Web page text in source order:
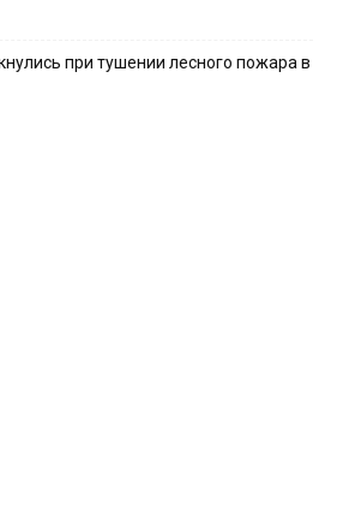
при тушении лесного пожара в